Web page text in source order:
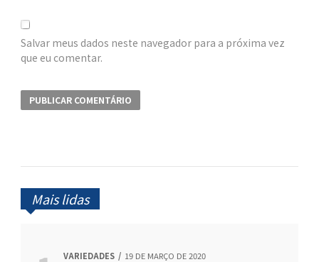
Salvar meus dados neste navegador para a próxima vez
que eu comentar.
Mais lidas
VARIEDADES 19 DE MARÇO DE 2020